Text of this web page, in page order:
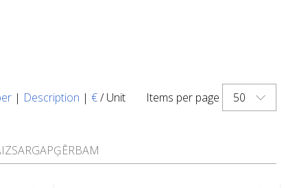
Items per page 50
| Description | €/ Unit